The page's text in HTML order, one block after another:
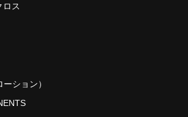
ロス
ション）